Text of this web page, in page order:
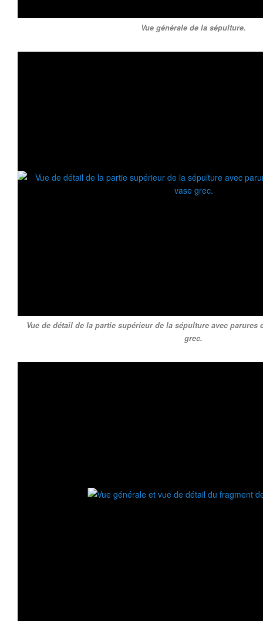
Vue générale de la sépulture.
Vue de détail de la partie supérieur de la sépulture avec parures
grec.